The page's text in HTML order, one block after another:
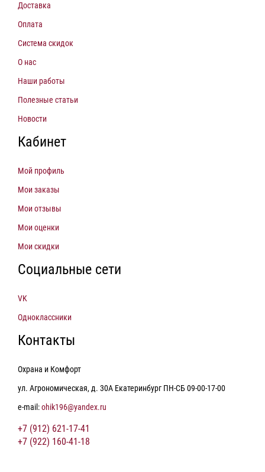
Доставка
Оплата
Система скидок
О нас
Наши работы
Полезные статьи
Новости
Кабинет
Мой профиль
Мои заказы
Мои отзывы
Мои оценки
Мои скидки
Социальные сети
VK
Одноклассники
Контакты
Охрана и Комфорт
ул. Агрономическая, д. 30А Екатеринбург ПН-СБ 09-00-17-00
e-mail:ohik196@yandex.ru
+7 (912) 621-17-41
+7 (922) 160-41-18